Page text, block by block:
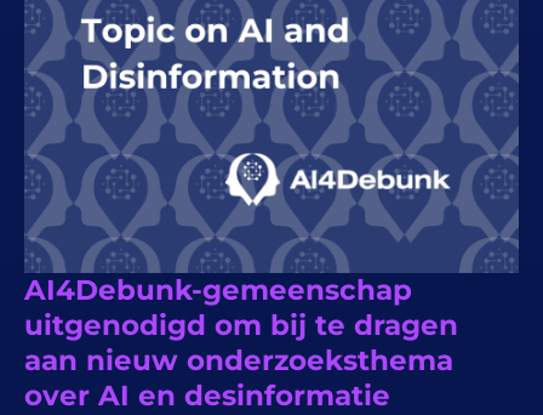
AI4Debunk-gemeenschap
uitgenodigd om bij te dragen
aan nieuw onderzoeksthema
over AI en desinformatie